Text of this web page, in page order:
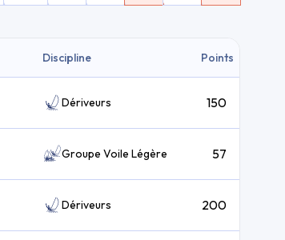
Discipline Points
Dériveurs 150
Groupe Voile Légère 57
Dériveurs 200